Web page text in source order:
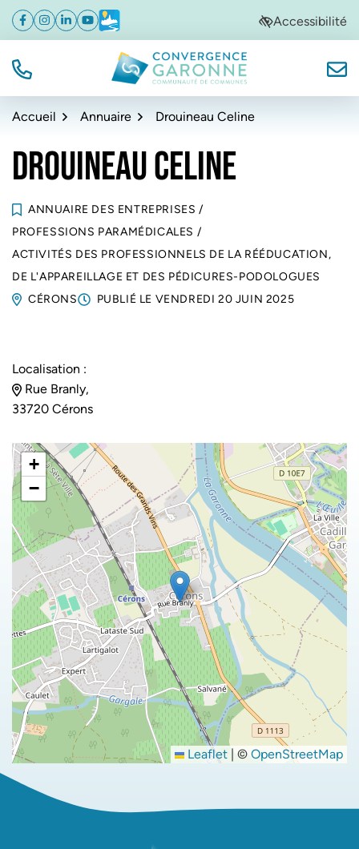
Aller
navigation
Aller
au
Aller
au
de
Facebook
(ouverture dans un nouvel onglet)
Instagram
(ouverture dans un nouvel onglet)
Linkedin
(ouverture dans un nouvel onglet)
YouTube
(ouverture dans un nouvel onglet)
Météo
(ouverture dans un nouvel onglet)Accessibilité
TÉL. Convergence Garonne
Accueil Annuaire Drouineau Celine
DROUINEAU CELINE
ANNUAIRE DES ENTREPRISES /
PROFESSIONS PARAMÉDICALES /
ACTIVITÉS DES PROFESSIONNELS DE LA RÉÉDUCATION,
DE L'APPAREILLAGE ET DES PÉDICURES-PODOLOGUES
CÉRONS
PUBLIÉ LE VENDREDI 20 JUIN 2025
Localisation :
Rue Branly,
33720 Cérons
+
−
Leaflet | © OpenStreetMap